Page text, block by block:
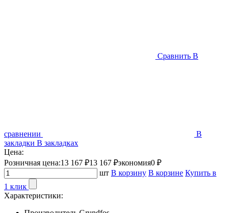
Сравнить В
сравнении
В
закладки В закладках
Цена:
Розничная цена:13 167 ₽13 167 ₽экономия0 ₽
шт В корзину В корзине Купить в
1 клик
Характеристики: